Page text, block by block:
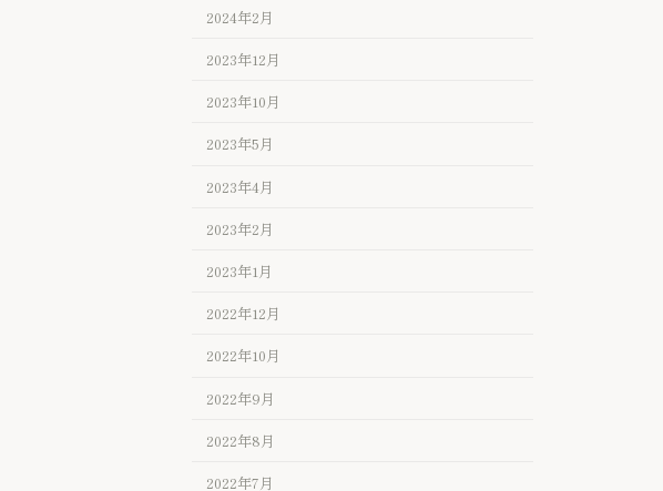
2024年2月
2023年12月
2023年10月
2023年5月
2023年4月
2023年2月
2023年1月
2022年12月
2022年10月
2022年9月
2022年8月
2022年7月